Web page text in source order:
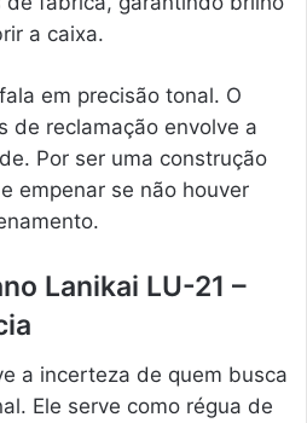
a caixa.
em precisão tonal. O
de reclamação envolve a
Por ser uma construção
empenar se não houver
Lanikai LU-21 –
a incerteza de quem busca
Ele serve como régua de